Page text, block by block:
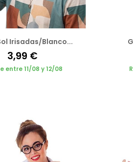
Irisadas/Blanco...
3,99 €
entre 11/08 y 12/08